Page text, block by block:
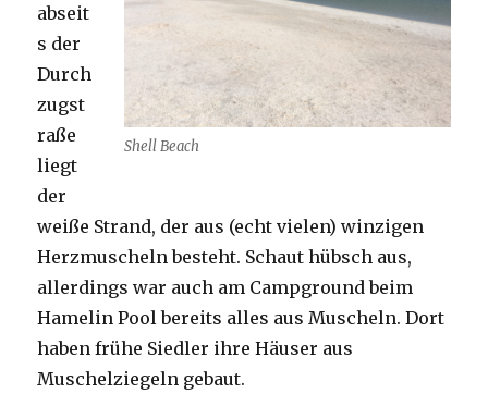
Shell Beach
abseit
s der
Durch
zugst
raße
liegt
der
weiße Strand, der aus (echt vielen) winzigen
Herzmuscheln besteht. Schaut hübsch aus,
allerdings war auch am Campground beim
Hamelin Pool bereits alles aus Muscheln. Dort
haben frühe Siedler ihre Häuser aus
Muschelziegeln gebaut.